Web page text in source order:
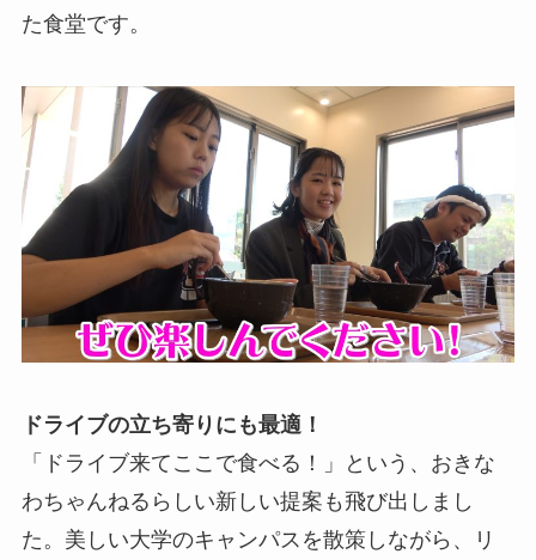
た食堂です。
ドライブの立ち寄りにも最適！
「ドライブ来てここで食べる！」という、おきな
わちゃんねるらしい新しい提案も飛び出しまし
た。美しい大学のキャンパスを散策しながら、リ